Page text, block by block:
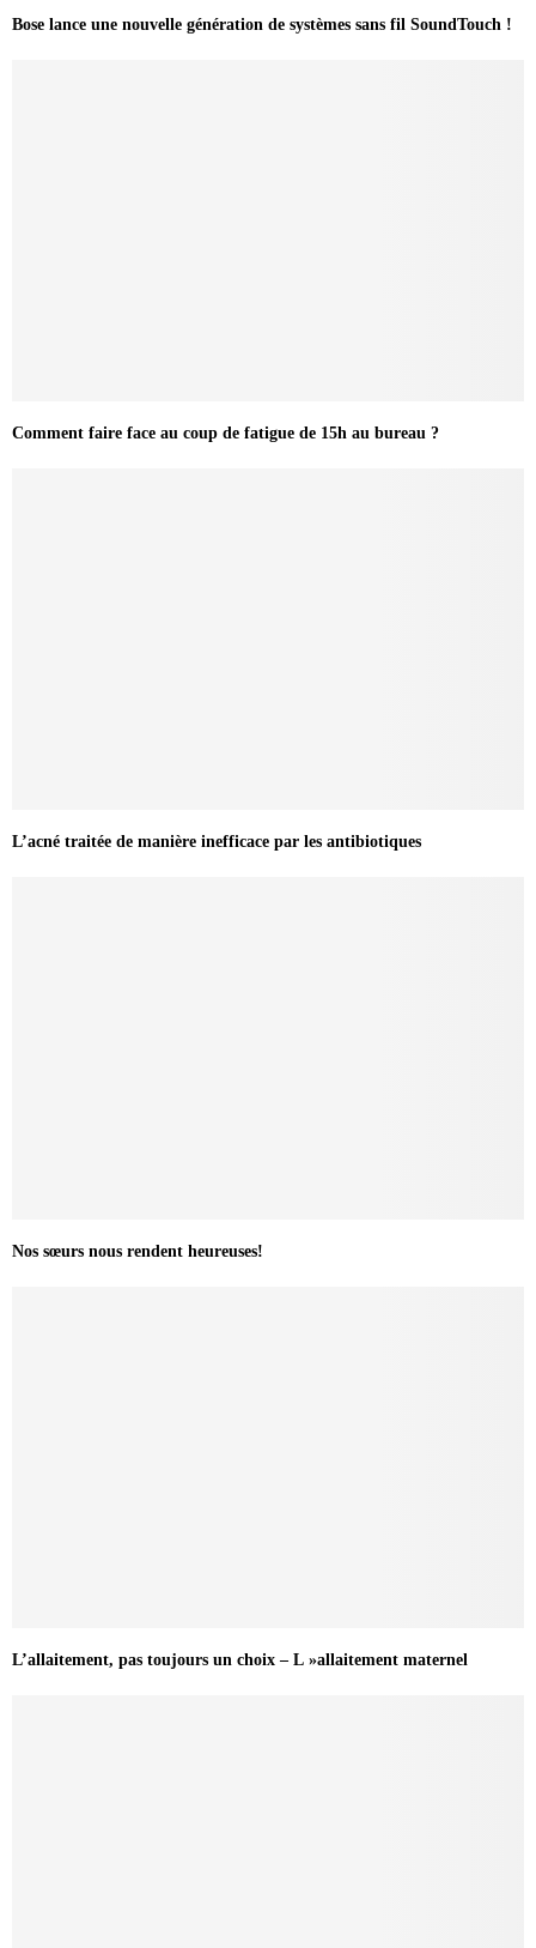
Bose lance une nouvelle génération de systèmes sans fil SoundTouch !
Comment faire face au coup de fatigue de 15h au bureau ?
L’acné traitée de manière inefficace par les antibiotiques
Nos sœurs nous rendent heureuses!
L’allaitement, pas toujours un choix – L »allaitement maternel